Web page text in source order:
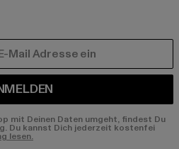
mit Deinen Daten umgeht, findest Du
Du kannst Dich jederzeit kostenfei
lesen.